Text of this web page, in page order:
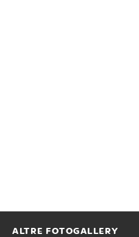
ALTRE FOTOGALLERY